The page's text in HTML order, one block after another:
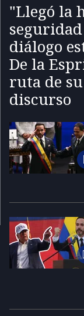
"Llegó la
diálogo
De la
ruta de
discurso